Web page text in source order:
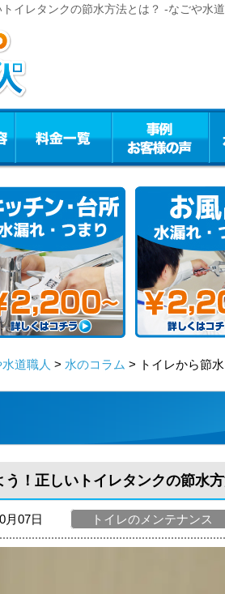
イレタンクの節水方法とは？ -なごや
道職人 > 水のコラム > トイレから節
う！正しいトイレタンクの節水
月07日 トイレのメンテナンス